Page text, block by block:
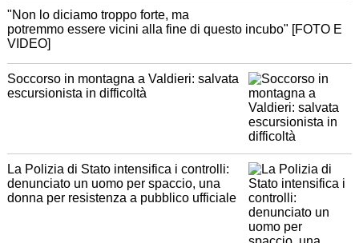
"Non lo diciamo troppo forte, ma
potremmo essere vicini alla fine di questo incubo" [FOTO E
VIDEO]
Soccorso in montagna a Valdieri: salvata
escursionista in difficoltà
La Polizia di Stato intensifica i controlli:
denunciato un uomo per spaccio, una
donna per resistenza a pubblico ufficiale